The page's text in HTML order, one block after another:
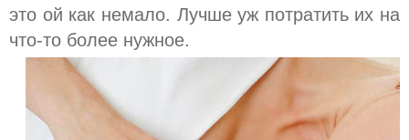
это ой как немало. Лучше уж потратить их на
что-то более нужное.